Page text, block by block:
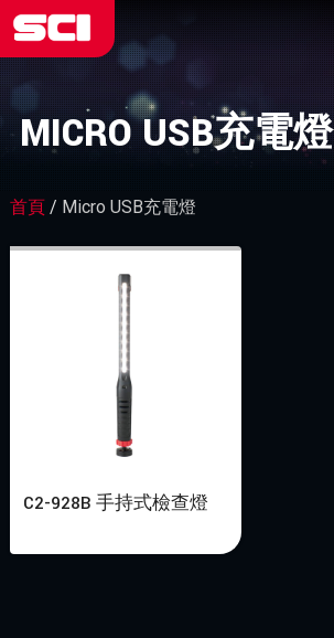
MICRO USB充電燈
首頁/ Micro USB充電燈
C2-928B 手持式檢查燈